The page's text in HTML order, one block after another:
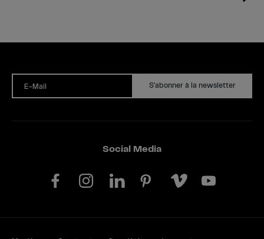
E-Mail S'abonner à la newsletter
Social Media